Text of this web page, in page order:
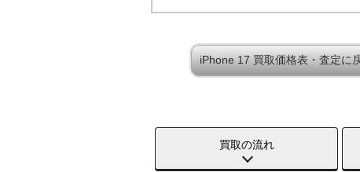
iPhone 17 買取価格表・査定に
買取の流れ